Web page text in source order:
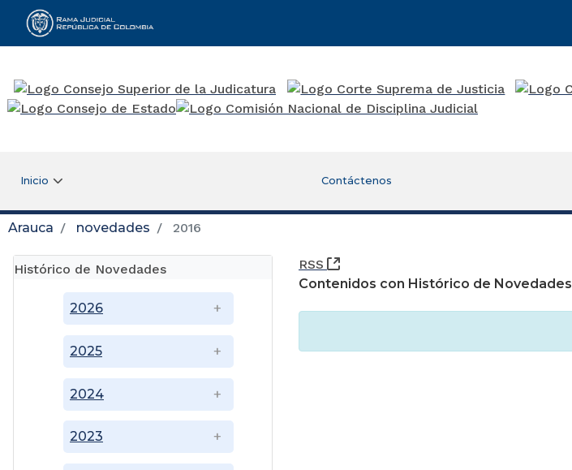
Rama Judicial
Inicio Contáctenos
Arauca novedades 2016
Histórico de Novedades
2023
2024
2025
2026
RSS
(Abre una nueva ventana)
Contenidos con Histórico de Novedades